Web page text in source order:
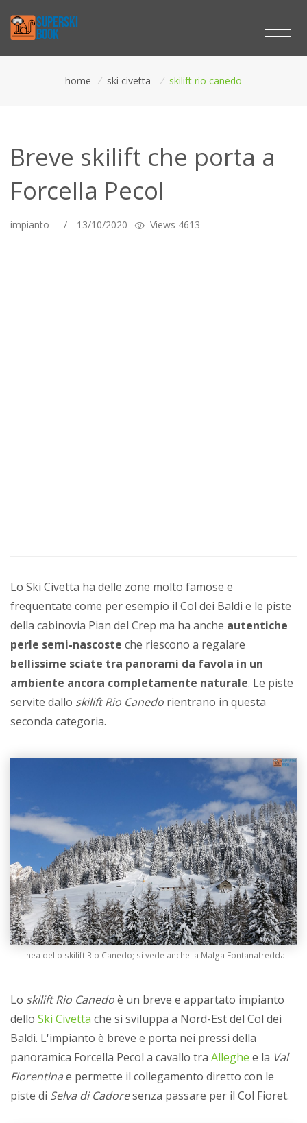
home / ski civetta / skilift rio canedo
Breve skilift che porta a
Forcella Pecol
impianto / 13/10/2020 Views 4613
Lo Ski Civetta ha delle zone molto famose e
frequentate come per esempio il Col dei Baldi e le piste
della cabinovia Pian del Crep ma ha anche autentiche
perle semi-nascoste che riescono a regalare
bellissime sciate tra panorami da favola in un
ambiente ancora completamente naturale. Le piste
servite dallo skilift Rio Canedo rientrano in questa
seconda categoria.
Linea dello skilift Rio Canedo; si vede anche la Malga Fontanafredda.
Lo skilift Rio Canedoè un breve e appartato impianto
dello Ski Civetta che si sviluppa a Nord-Est del Col dei
Baldi. L'impianto è breve e porta nei pressi della
panoramica Forcella Pecol a cavallo tra Alleghe e la Val
Fiorentinae permette il collegamento diretto con le
piste di Selva di Cadoresenza passare per il Col Fioret.